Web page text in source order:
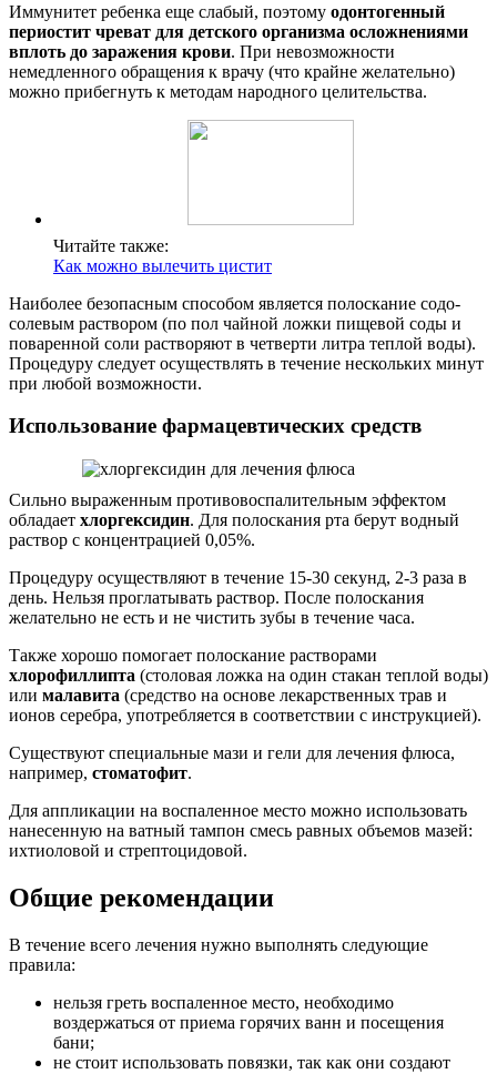
Иммунитет ребенка еще слабый, поэтому одонтогенный
периостит чреват для детского организма осложнениями
вплоть до заражения крови. При невозможности
немедленного обращения к врачу (что крайне желательно)
можно прибегнуть к методам народного целительства.
Читайте также:
Как можно вылечить цистит
Наиболее безопасным способом является полоскание содо-
солевым раствором (по пол чайной ложки пищевой соды и
поваренной соли растворяют в четверти литра теплой воды).
Процедуру следует осуществлять в течение нескольких минут
при любой возможности.
Использование фармацевтических средств
Сильно выраженным противовоспалительным эффектом
обладает хлоргексидин. Для полоскания рта берут водный
раствор с концентрацией 0,05%.
Процедуру осуществляют в течение 15-30 секунд, 2-3 раза в
день. Нельзя проглатывать раствор. После полоскания
желательно не есть и не чистить зубы в течение часа.
Также хорошо помогает полоскание растворами
хлорофиллипта (столовая ложка на один стакан теплой воды)
или малавита (средство на основе лекарственных трав и
ионов серебра, употребляется в соответствии с инструкцией).
Существуют специальные мази и гели для лечения флюса,
например, стоматофит.
Для аппликации на воспаленное место можно использовать
нанесенную на ватный тампон смесь равных объемов мазей:
ихтиоловой и стрептоцидовой.
Общие рекомендации
В течение всего лечения нужно выполнять следующие
правила:
нельзя греть воспаленное место, необходимо
воздержаться от приема горячих ванн и посещения
бани;
не стоит использовать повязки, так как они создают